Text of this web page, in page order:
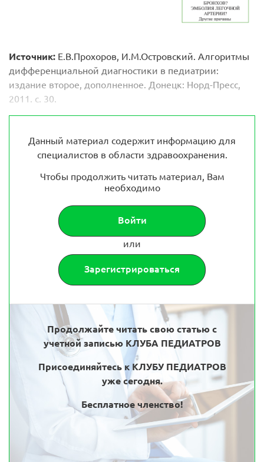
Источник: Е.В.Прохоров, И.М.Островский. Алгоритмы
дифференциальной диагностики в педиатрии:
издание второе, дополненное. Донецк: Норд-Пресс,
2011. с. 30.
Данный материал содержит информацию для
специалистов в области здравоохранения.
Чтобы продолжить читать материал, Вам
необходимо
Войти
или
Зарегистрироваться
Продолжайте читать свою статью с
учетной записью КЛУБА ПЕДИАТРОВ
Присоединяйтесь к КЛУБУ ПЕДИАТРОВ
уже сегодня.
Бесплатное членство!